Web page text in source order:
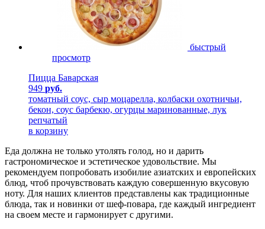
быстрый
просмотр
Пицца Баварская
949 руб.
томатный соус, сыр моцарелла, колбаски охотничьи,
бекон, соус барбекю, огурцы маринованные, лук
репчатый
в корзину
Еда должна не только утолять голод, но и дарить
гастрономическое и эстетическое удовольствие. Мы
рекомендуем попробовать изобилие азиатских и европейских
блюд, чтоб прочувствовать каждую совершенную вкусовую
ноту. Для наших клиентов представлены как традиционные
блюда, так и новинки от шеф-повара, где каждый ингредиент
на своем месте и гармонирует с другими.